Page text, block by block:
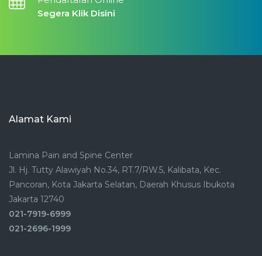
Segera Klik Disini
Alamat Kami
Lamina Pain and Spine Center
Jl. Hj. Tutty Alawiyah No.34, RT.7/RW.5, Kalibata, Kec.
Pancoran, Kota Jakarta Selatan, Daerah Khusus Ibukota
Jakarta 12740
021-7919-6999
021-2696-1999